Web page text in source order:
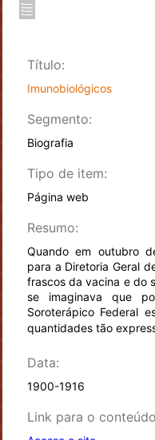
Título:
Imunobiológicos
Segmento:
Biografia
Tipo de item:
Página web
Resumo:
Quando em outubro
para a Diretoria Geral
frascos da vacina e do
se imaginava que
Soroterápico Federal
quantidades tão
Data:
1900-1916
Link para o